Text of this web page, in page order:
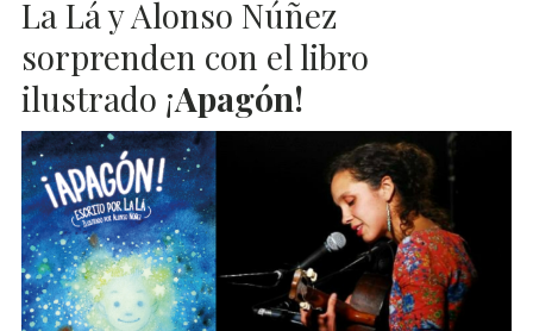
La Lá y Alonso Núñez
sorprenden con el libro
ilustrado ¡Apagón!